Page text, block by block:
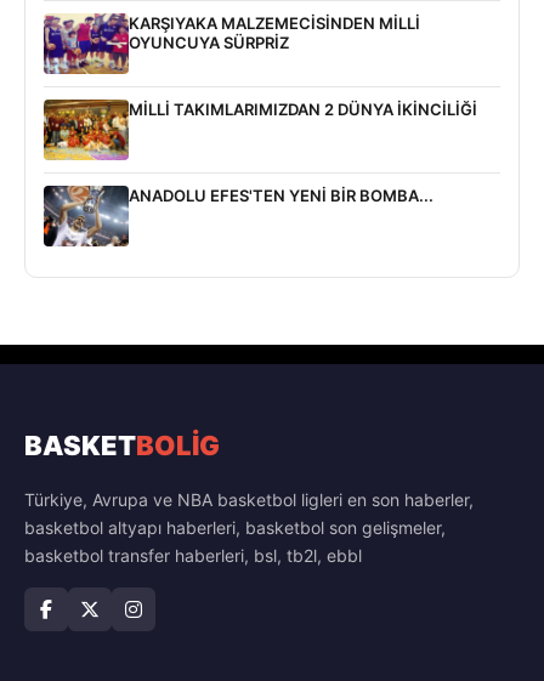
KARŞIYAKA MALZEMECİSİNDEN MİLLİ
OYUNCUYA SÜRPRİZ
MİLLİ TAKIMLARIMIZDAN 2 DÜNYA İKİNCİLİĞİ
ANADOLU EFES'TEN YENİ BİR BOMBA...
BASKETBOLİG
Türkiye, Avrupa ve NBA basketbol ligleri en son haberler,
basketbol altyapı haberleri, basketbol son gelişmeler,
basketbol transfer haberleri, bsl, tb2l, ebbl